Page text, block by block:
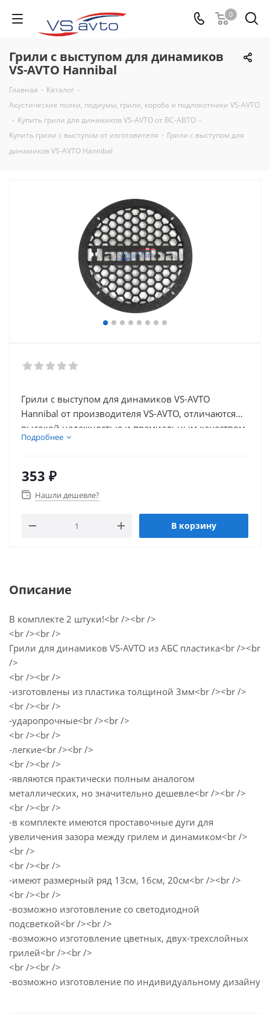
0
Грили с выступом для динамиков
VS-AVTO Hannibal
Главная - Каталог -
Акустические полки, подиумы, грили, короба и подлокотники VS-AVTO
- Купить грили для динамиков VS-AVTO от ВС-АВТО -
Купить грили с выступом от изготовителя - Грили с выступом для
динамиков VS-AVTO Hannibal
Грили с выступом для динамиков VS-AVTO
Hannibal от производителя VS-AVTO, отличаются
высокой надежностью и премиальным качеством
материалов
Подробнее
353 ₽
Нашли дешевле?
В корзину
Описание
В комплекте 2 штуки!<br /><br />
<br /><br />
Грили для динамиков VS-AVTO из АБС пластика<br /><br
/>
<br /><br />
-изготовлены из пластика толщиной 3мм<br /><br />
<br /><br />
-ударопрочные<br /><br />
<br /><br />
-легкие<br /><br />
<br /><br />
-являются практически полным аналогом
металлических, но значительно дешевле<br /><br />
<br /><br />
-в комплекте имеются проставочные дуги для
увеличения зазора между грилем и динамиком<br />
<br />
<br /><br />
-имеют размерный ряд 13см, 16см, 20см<br /><br />
<br /><br />
-возможно изготовление со светодиодной
подсветкой<br /><br />
-возможно изготовление цветных, двух-трехслойных
грилей<br /><br />
<br /><br />
-возможно изготовление по индивидуальному дизайну